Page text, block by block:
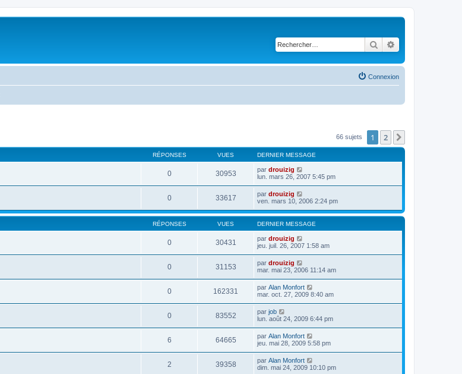
Rechercher
Connexion
66 sujets 1 2
RÉPONSES VUES DERNIER MESSAGE
0 30953 par drouizig
lun. mars 26, 2007 5:45 pm
0 33617 par drouizig
ven. mars 10, 2006 2:24 pm
RÉPONSES VUES DERNIER MESSAGE
0 30431 par drouizig
jeu. juil. 26, 2007 1:58 am
0 31153 par drouizig
mar. mai 23, 2006 11:14 am
0 162331 par Alan Monfort
mar. oct. 27, 2009 8:40 am
0 83552 par job
lun. août 24, 2009 6:44 pm
6 64665 par Alan Monfort
jeu. mai 28, 2009 5:58 pm
2 39358 par Alan Monfort
dim. mai 24, 2009 10:10 pm